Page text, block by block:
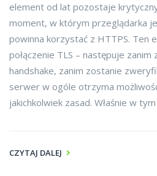
element od lat pozostaje
moment, w którym przeglądarka
powinna korzystać z HTTPS. Ten
połączenie TLS – następuje
handshake, zanim zostanie
serwer w ogóle otrzyma
jakichkolwiek zasad. Właśnie w
CZYTAJ DALEJ